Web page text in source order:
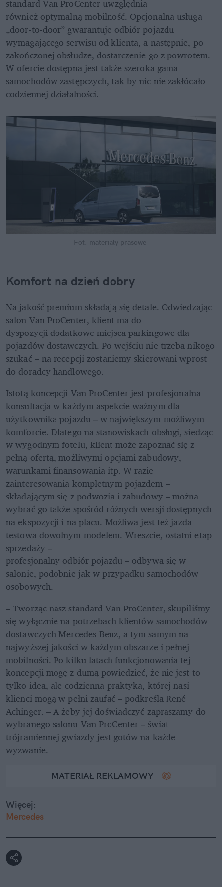
standard Van ProCenter uwzględnia
również optymalną mobilność. Opcjonalna usługa
„door-to-door” gwarantuje odbiór pojazdu
wymagającego serwisu od klienta, a następnie, po
zakończonej obsłudze, dostarczenie go z powrotem.
W ofercie dostępna jest także szeroka gama
samochodów zastępczych, tak by nic nie zakłócało
codziennej działalności.
Fot. materiały prasowe
Komfort na dzień dobry
Na jakość premium składają się detale. Odwiedzając
salon Van ProCenter, klient ma do
dyspozycji dodatkowe miejsca parkingowe dla
pojazdów dostawczych. Po wejściu nie trzeba nikogo
szukać – na recepcji zostaniemy skierowani wprost
do doradcy handlowego.
Istotą koncepcji Van ProCenter jest profesjonalna
konsultacja w każdym aspekcie ważnym dla
użytkownika pojazdu – w największym możliwym
komforcie. Dlatego na stanowiskach obsługi, siedząc
w wygodnym fotelu, klient może zapoznać się z
pełną ofertą, możliwymi opcjami zabudowy,
warunkami finansowania itp. W razie
zainteresowania kompletnym pojazdem –
składającym się z podwozia i zabudowy – można
wybrać go także spośród różnych wersji dostępnych
na ekspozycji i na placu. Możliwa jest też jazda
testowa dowolnym modelem. Wreszcie, ostatni etap
sprzedaży –
profesjonalny odbiór pojazdu – odbywa się w
salonie, podobnie jak w przypadku samochodów
osobowych.
– Tworząc nasz standard Van ProCenter, skupiliśmy
się wyłącznie na potrzebach klientów samochodów
dostawczych Mercedes-Benz, a tym samym na
najwyższej jakości w każdym obszarze i pełnej
mobilności. Po kilku latach funkcjonowania tej
koncepcji mogę z dumą powiedzieć, że nie jest to
tylko idea, ale codzienna praktyka, której nasi
klienci mogą w pełni zaufać – podkreśla René
Achinger. – A żeby jej doświadczyć zapraszamy do
wybranego salonu Van ProCenter – świat
trójramiennej gwiazdy jest gotów na każde
wyzwanie.
MATERIAŁ REKLAMOWY
Więcej:
Mercedes